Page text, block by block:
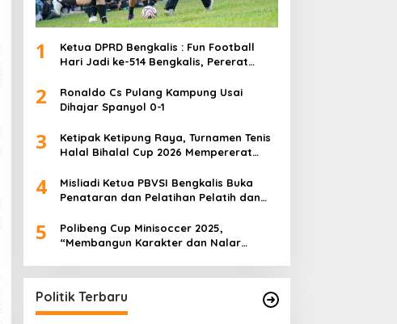
1
Ketua DPRD Bengkalis : Fun Football
Hari Jadi ke-514 Bengkalis, Pererat
2
Ronaldo Cs Pulang Kampung Usai
Dihajar Spanyol 0-1
3
Ketipak Ketipung Raya, Turnamen Tenis
Halal Bihalal Cup 2026 Mempererat
4
Misliadi Ketua PBVSI Bengkalis Buka
Penataran dan Pelatihan Pelatih dan
5
Polibeng Cup Minisoccer 2025,
“Membangun Karakter dan Nalar
Politik Terbaru